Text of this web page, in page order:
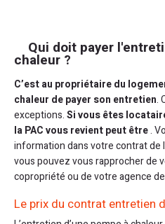
Qui doit payer
chaleur ?
C’est au propriétaire du
chaleur de payer son entretien.
exceptions.Si vous êtes
la PAC vous revient peut être.
information dans votre contrat de
vous pouvez vous rapprocher de
copropriété ou de votre agence
Le prix du contrat entretien